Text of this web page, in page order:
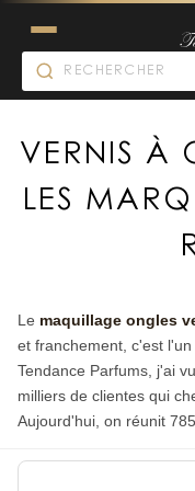
VERNIS À
LES
Le maquillage ongles
et franchement, c'est
Tendance Parfums, j'ai
milliers de clientes qui
Aujourd'hui, on réunit
les envies, du rouge